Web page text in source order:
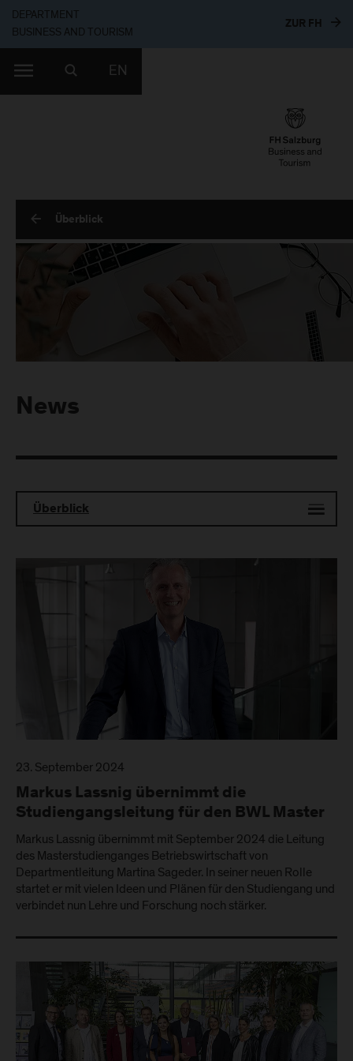
DEPARTMENT
BUSINESS AND TOURISM
ZUR FH ZUR
EN
Überblick
News
Überblick
23. September 2024
Markus Lassnig übernimmt die
Studiengangsleitung für den BWL Master
Markus Lassnig übernimmt mit September 2024 die Leitung
des Masterstudienganges Betriebswirtschaft von
Departmentleitung Martina Sageder. In seiner neuen Rolle
startet er mit vielen Ideen und Plänen für den Studiengang und
verbindet nun Lehre und Forschung noch stärker.